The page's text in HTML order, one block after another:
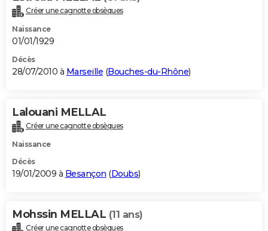
Créer une cagnotte obsèques
Naissance
01/01/1929
Décès
28/07/2010 à Marseille (Bouches-du-Rhône)
Lalouani MELLAL
Créer une cagnotte obsèques
Naissance
Décès
19/01/2009 à Besançon (Doubs)
Mohssin MELLAL (11 ans)
Créer une cagnotte obsèques